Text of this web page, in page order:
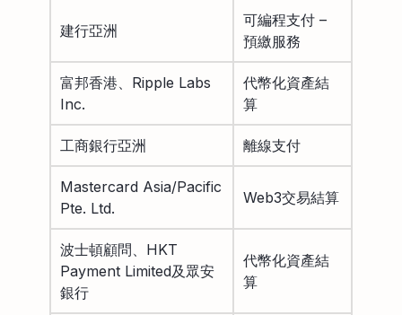
建行亞洲
可編程支付 –
預繳服務
富邦香港、Ripple Labs
Inc.
代幣化資產結
算
工商銀行亞洲 離線支付
Mastercard Asia/Pacific
Pte. Ltd.
Web3交易結算
波士頓顧問、HKT
Payment Limited及眾安
銀行
代幣化資產結
算